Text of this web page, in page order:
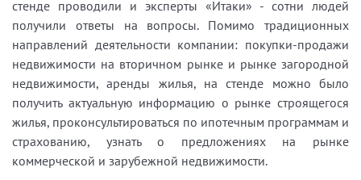
стенде проводили и эксперты «Итаки» - сотни людей
получили ответы на вопросы. Помимо традиционных
направлений деятельности компании: покупки-продажи
недвижимости на вторичном рынке и рынке загородной
недвижимости, аренды жилья, на стенде можно было
получить актуальную информацию о рынке строящегося
жилья, проконсультироваться по ипотечным программам и
страхованию, узнать о предложениях на рынке
коммерческой и зарубежной недвижимости.